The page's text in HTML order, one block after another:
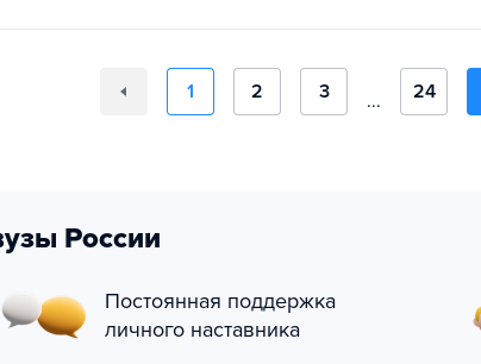
1 2 3 ... 24
России
Постоянная поддержка
личного наставника